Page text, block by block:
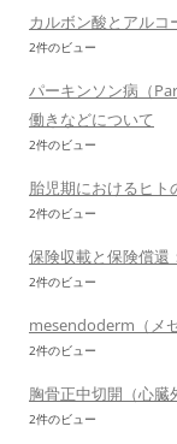
カルボン酸とアル
2件のビュー
パーキンソン病（
働きなどについて
2件のビュー
胎児期におけるヒト
2件のビュー
保険収載と保険償還
2件のビュー
mesendoderm（メ
2件のビュー
胸骨正中切開（心臓
2件のビュー